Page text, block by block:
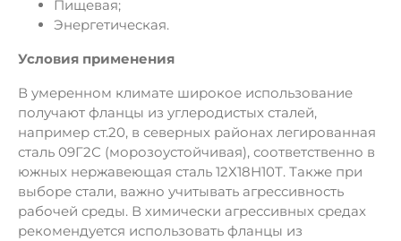
Пищевая;
Энергетическая.
Условия применения
В умеренном климате широкое использование
получают фланцы из углеродистых сталей,
например ст.20, в северных районах легированная
сталь 09Г2С (морозоустойчивая), соответственно в
южных нержавеющая сталь 12Х18Н10Т. Также при
выборе стали, важно учитывать агрессивность
рабочей среды. В химически агрессивных средах
рекомендуется использовать фланцы из